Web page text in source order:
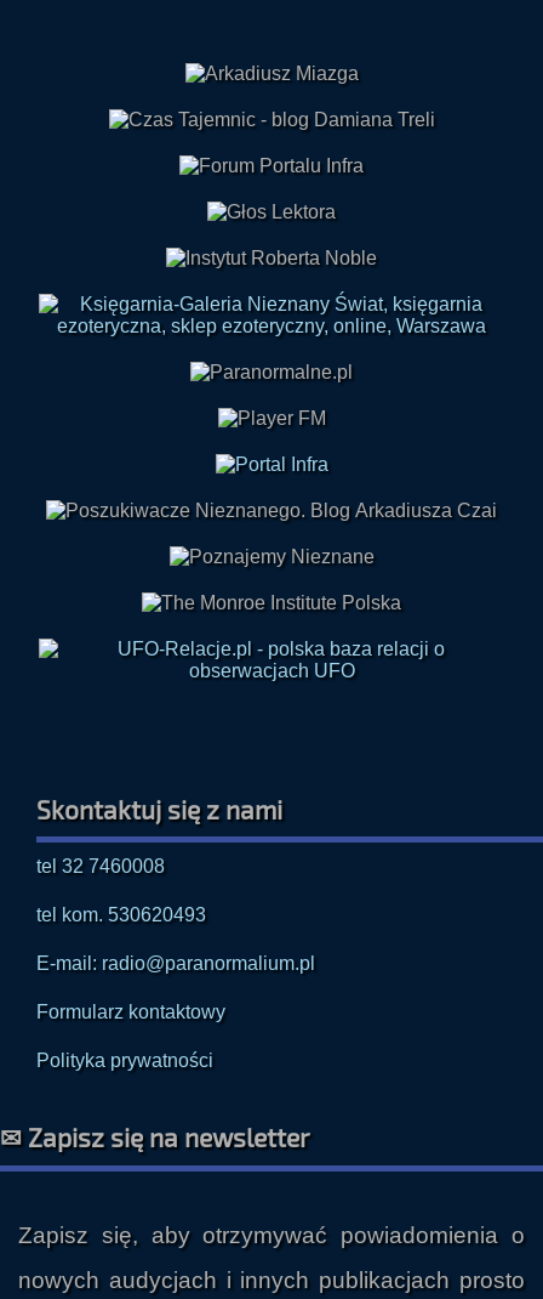
Skontaktuj się z nami
tel 32 7460008
tel kom. 530620493
E-mail: radio@paranormalium.pl
Formularz kontaktowy
Polityka prywatności
✉ Zapisz się na newsletter
Zapisz się, aby otrzymywać powiadomienia o
nowych audycjach i innych publikacjach prosto